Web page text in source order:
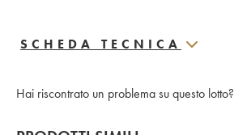
SCHEDA TECNICA
Hai riscontrato un problema su questo lotto?